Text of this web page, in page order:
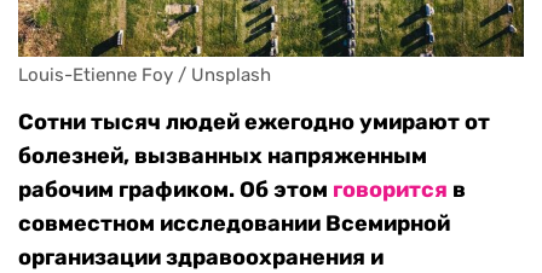
Louis-Etienne Foy / Unsplash
Сотни тысяч людей ежегодно умирают от
болезней, вызванных напряженным
рабочим графиком. Об этом говорится в
совместном исследовании Всемирной
организации здравоохранения и